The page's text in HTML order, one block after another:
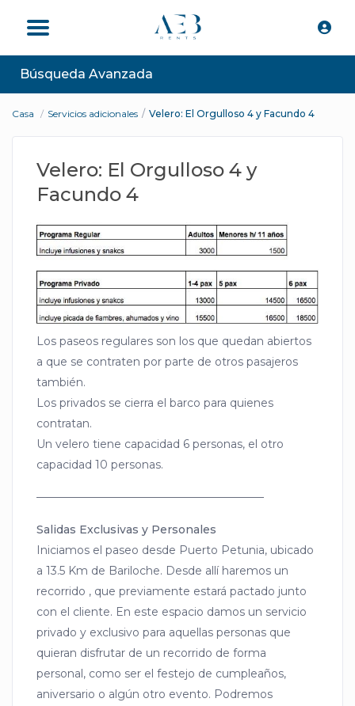
Búsqueda Avanzada
Casa Servicios adicionales Velero: El Orgulloso 4 y Facundo 4
Velero: El Orgulloso 4 y
Facundo 4
Los paseos regulares son los que quedan abiertos
a que se contraten por parte de otros pasajeros
también.
Los privados se cierra el barco para quienes
contratan.
Un velero tiene capacidad 6 personas, el otro
capacidad 10 personas.
————————————————————–
Salidas Exclusivas y Personales
Iniciamos el paseo desde Puerto Petunia, ubicado
a 13.5 Km de Bariloche. Desde allí haremos un
recorrido , que previamente estará pactado junto
con el cliente. En este espacio damos un servicio
privado y exclusivo para aquellas personas que
quieran disfrutar de un recorrido de forma
personal, como ser el festejo de cumpleaños,
aniversario o algún otro evento. Podremos